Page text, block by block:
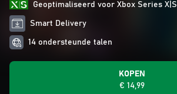
Geoptimaliseerd voor Xbox Series X|S
Smart Delivery
14 ondersteunde talen
KOPEN
€ 14,99